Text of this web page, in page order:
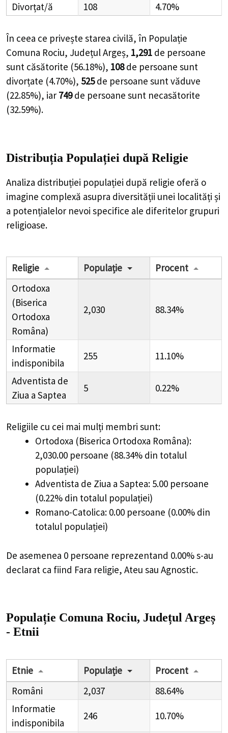
Divorțat/ă
108 4.70%
În ceea ce privește starea civilă, în Populație
Comuna Rociu, Județul Argeș, 1,291 de persoane
sunt căsătorite (56.18%), 108 de persoane sunt
divorțate (4.70%), 525 de persoane sunt văduve
(22.85%), iar 749 de persoane sunt necasătorite
(32.59%).
Distribuția Populației după Religie
Analiza distribuției populației după religie oferă o
imagine complexă asupra diversității unei localități și
a potențialelor nevoi specifice ale diferitelor grupuri
religioase.
Religie Populație
Procent
Ortodoxa
(Biserica
Ortodoxa
Româna)
2,030 88.34%
Informatie
indisponibila
255 11.10%
Adventista de
Ziua a Saptea
5 0.22%
Religiile cu cei mai mulți membri sunt:
Ortodoxa (Biserica Ortodoxa Româna):
2,030.00 persoane (88.34% din totalul
populației)
Adventista de Ziua a Saptea: 5.00 persoane
(0.22% din totalul populației)
Romano-Catolica: 0.00 persoane (0.00% din
totalul populației)
De asemenea 0 persoane reprezentand 0.00% s-au
declarat ca fiind Fara religie, Ateu sau Agnostic.
Populație Comuna Rociu, Județul Argeș
- Etnii
Etnie Populație
Procent
Români
2,037
88.64%
Informatie
indisponibila
246 10.70%